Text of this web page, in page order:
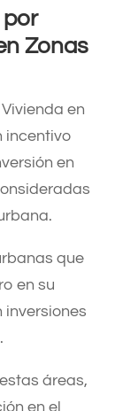
por
Zonas
en
incentivo
en
que
en su
inversiones
áreas,
en el